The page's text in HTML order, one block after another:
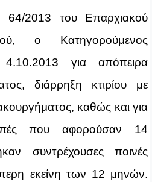
2013 του Επαρχιακού
ο Κατηγορούμενος
4.10.2013 για απόπειρα
διάρρηξη κτιρίου με
καθώς και για
που αφορούσαν 14
συντρέχουσες ποινές
εκείνη των 12 μηνών.